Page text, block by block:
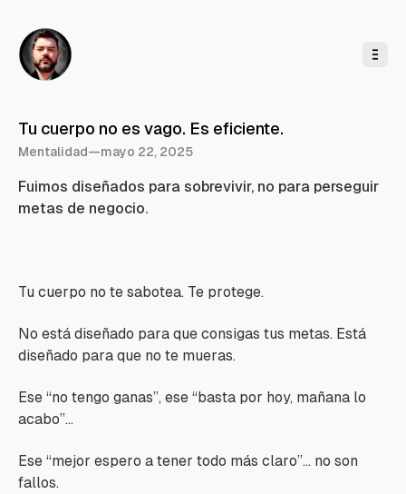
Tu cuerpo no es vago. Es eficiente.
Mentalidad—mayo 22, 2025
Fuimos diseñados para sobrevivir, no para perseguir
metas de negocio.
Tu cuerpo no te sabotea. Te protege.
No está diseñado para que consigas tus metas. Está
diseñado para que no te mueras.
Ese “no tengo ganas”, ese “basta por hoy, mañana lo
acabo”...
Ese “mejor espero a tener todo más claro”… no son
fallos.